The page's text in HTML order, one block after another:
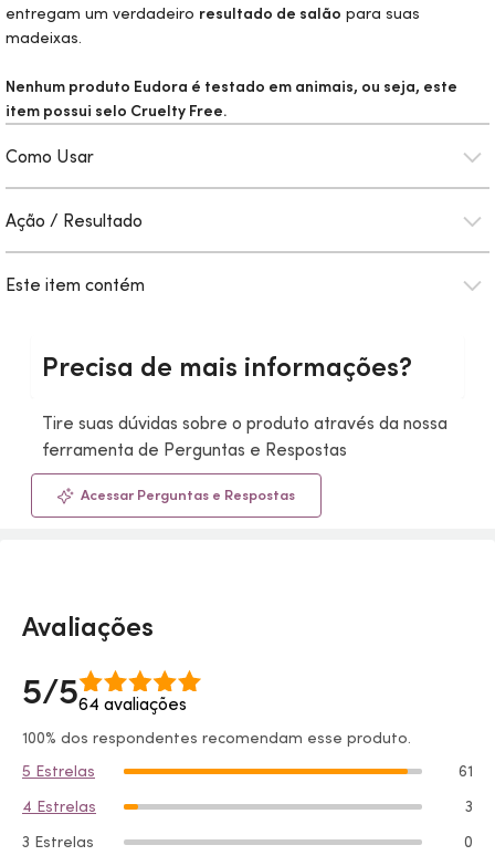
entregam um verdadeiro resultado de salão para suas
madeixas.
Nenhum produto Eudora é testado em animais, ou seja, este
item possui selo Cruelty Free.
Como Usar
Ação / Resultado
Este item contém
Precisa de mais informações?
Tire suas dúvidas sobre o produto através da nossa
ferramenta de Perguntas e Respostas
Acessar Perguntas e Respostas
Avaliações
5/564 avaliações
100% dos respondentes recomendam esse produto.
5 Estrelas
61
4 Estrelas
3
3 Estrelas
0